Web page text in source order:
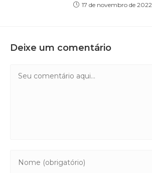
17 de novembro de 2022
Deixe um comentário